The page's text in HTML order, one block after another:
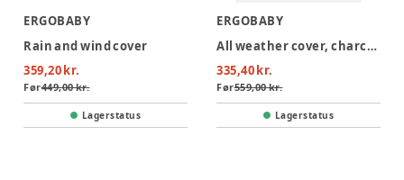
ERGOBABY
Rain and wind cover
359,20 kr.
Før449,00 kr.
Lagerstatus
ERGOBABY
All weather cover, charcoal
335,40 kr.
Før559,00 kr.
Lagerstatus